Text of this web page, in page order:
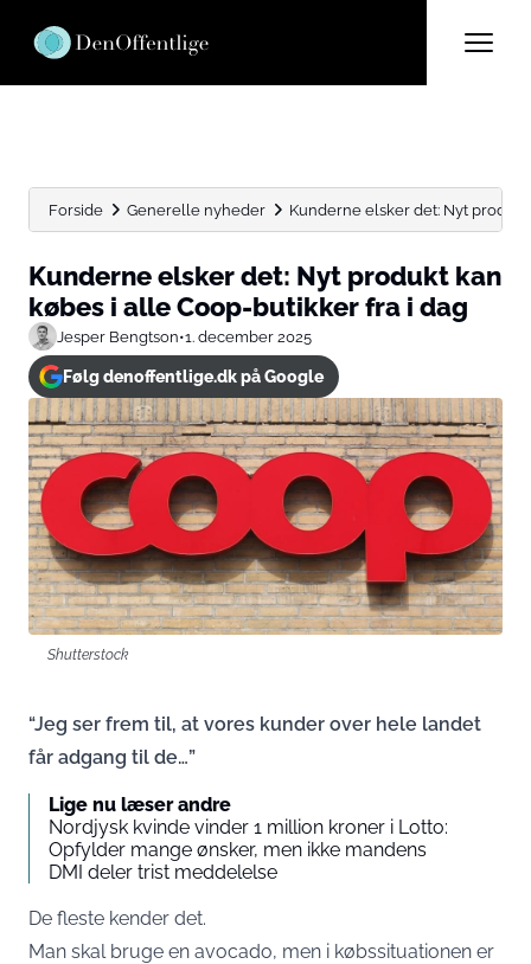
Forside Generelle nyheder Kunderne elsker det: Nyt
Kunderne elsker det: Nyt produkt kan
købes i alle Coop-butikker fra i dag
Jesper Bengtson•1. december 2025
Følg denoffentlige.dk på Google
Shutterstock
“Jeg ser frem til, at vores kunder over hele landet
får adgang til de…”
Lige nu læser andre
Nordjysk kvinde vinder 1 million kroner i Lotto:
Opfylder mange ønsker, men ikke mandens
DMI deler trist meddelelse
De fleste kender det.
Man skal bruge en avocado, men i købssituationen er